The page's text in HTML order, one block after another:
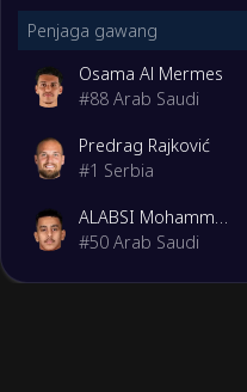
Penjaga gawang
Osama Al Mermes
#88 Arab Saudi
Predrag Rajković
#1 Serbia
ALABSI Mohammed Saleem
#50 Arab Saudi